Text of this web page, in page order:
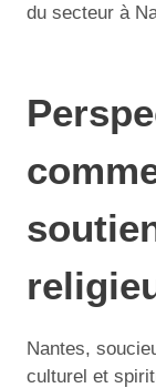
du secteur à
Nantes,
culturel et